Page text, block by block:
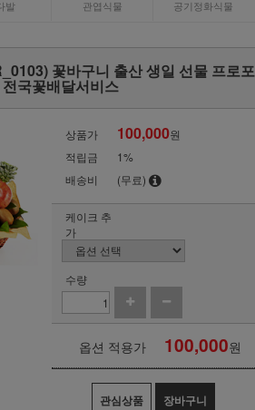
발 관엽식물 공기정화식물
꽃바구니 출산 생일 선물 프로포
전국꽃배달서비스
상품가 100,000원
적립금
1%
배송비
(무료)
케이크 추
가
수량
옵션 적용가 100,000원
관심상품 장바구니